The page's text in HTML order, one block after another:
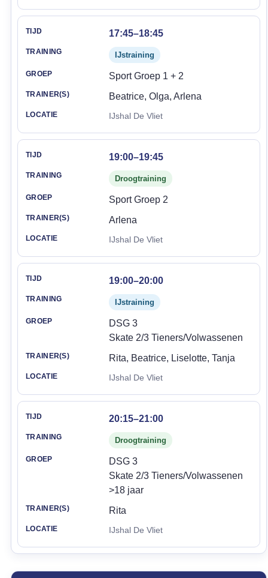
17:45–18:45
IJstraining
Sport Groep 1 + 2
Beatrice, Olga, Arlena
IJshal De Vliet
19:00–19:45
Droogtraining
Sport Groep 2
Arlena
IJshal De Vliet
19:00–20:00
IJstraining
DSG 3
Skate 2/3 Tieners/Volwassenen
Rita, Beatrice, Liselotte, Tanja
IJshal De Vliet
20:15–21:00
Droogtraining
DSG 3
Skate 2/3 Tieners/Volwassenen
>18 jaar
Rita
IJshal De Vliet